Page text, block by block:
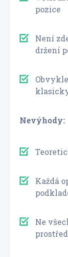
pozice
Není
držení
Nevýhody:
Každá
Ne